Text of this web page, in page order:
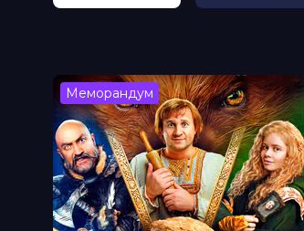
Меморандум